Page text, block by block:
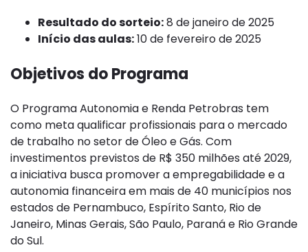
Resultado do sorteio:8 de janeiro de 2025
Início das aulas:10 de fevereiro de 2025
Objetivos do Programa
O Programa Autonomia e Renda Petrobras tem
como meta qualificar profissionais para o mercado
de trabalho no setor de Óleo e Gás. Com
investimentos previstos de R$ 350 milhões até 2029,
a iniciativa busca promover a empregabilidade e a
autonomia financeira em mais de 40 municípios nos
estados de Pernambuco, Espírito Santo, Rio de
Janeiro, Minas Gerais, São Paulo, Paraná e Rio Grande
do Sul.